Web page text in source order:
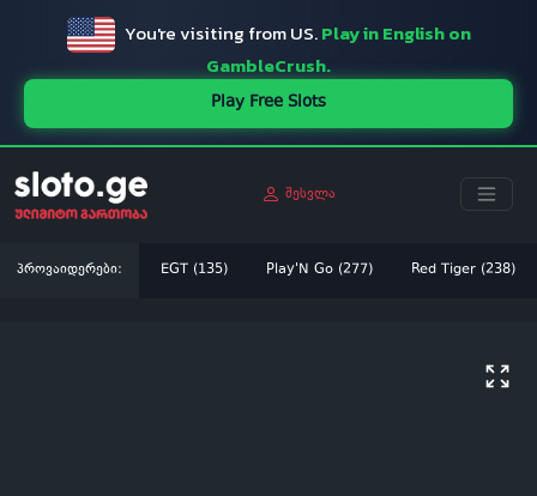
You're visiting from US.Play in English on
GambleCrush.
Play Free Slots
შესვლა
პროვაიდერები: EGT (135) Play'N Go (277) Red Tiger (238)